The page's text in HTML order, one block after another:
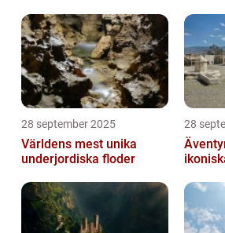
28 september 2025
Världens mest unika
underjordiska floder
28